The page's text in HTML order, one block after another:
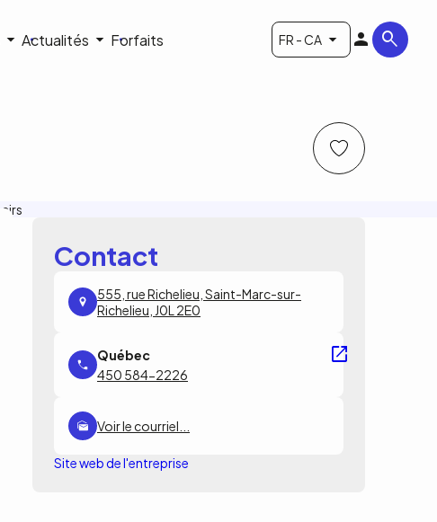
Actualités Forfaits FR - CA
Contact
555, rue Richelieu, Saint-Marc-sur-
Richelieu, J0L 2E0
450 584-2226
Voir le courriel...
Site web de l'entreprise